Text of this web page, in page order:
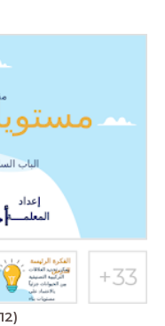
‏‏12 مستويات بناء جسم الحيوان - نسخة (2)